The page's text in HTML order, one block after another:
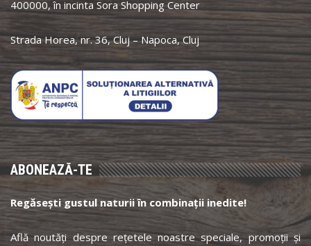
400000, în incinta Sora Shopping Center
Strada Horea, nr. 36, Cluj – Napoca, Cluj
ABONEAZĂ-TE
Regăsești gustul naturii în combinații inedite!
Află noutăți despre rețetele noastre speciale, promoții și